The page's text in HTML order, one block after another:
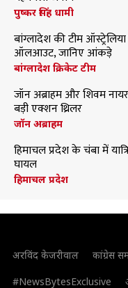
पुष्कर सिंह धामी
बांग्लादेश की टीम
ऑलआउट, जानिए आंकड़े
बांग्लादेश क्रिकेट टीम
जॉन अब्राहम और शिवम
बड़ी एक्शन थ्रिलर
जॉन अब्राहम
हिमाचल प्रदेश के चंबा में
घायल
हिमाचल प्रदेश
अरविंद केजरीवाल कांग्रेस
#NewsBytesExclusive